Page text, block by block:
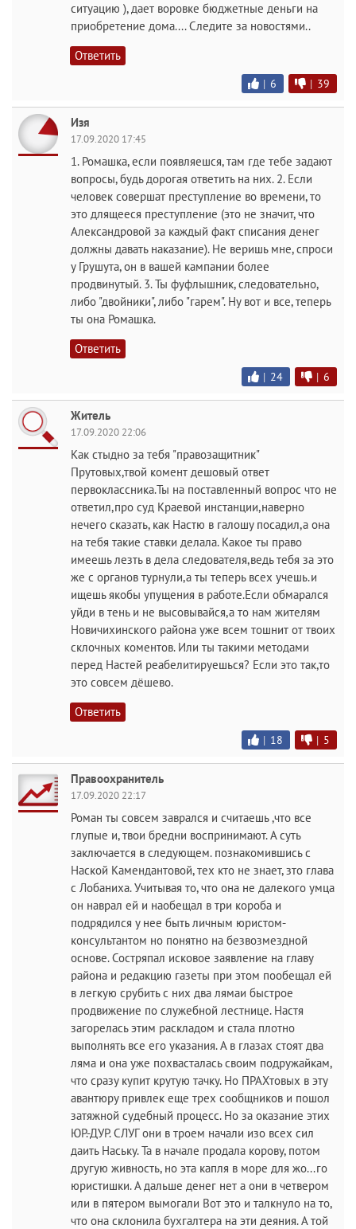
ситуацию ), дает воровке бюджетные деньги на
приобретение дома.... Следите за новостями..
Ответить
| 6 | 39
Изя
17.09.2020 17:45
1. Ромашка, если появляешся, там где тебе задают
вопросы, будь дорогая ответить на них. 2. Если
человек совершат преступление во времени, то
это длящееся преступление (это не значит, что
Александровой за каждый факт списания денег
должны давать наказание). Не веришь мне, спроси
у Грушута, он в вашей кампании более
продвинутый. 3. Ты фуфлышник, следовательно,
либо "двойники", либо "гарем". Ну вот и все, теперь
ты она Ромашка.
Ответить
| 24 | 6
Житель
17.09.2020 22:06
Как стыдно за тебя "правозащитник"
Прутовых,твой комент дешовый ответ
первоклассника.Ты на поставленный вопрос что не
ответил,про суд Краевой инстанции,наверно
нечего сказать, как Настю в галошу посадил,а она
на тебя такие ставки делала. Какое ты право
имеешь лезть в дела следователя,ведь тебя за это
же с органов турнули,а ты теперь всех учешь.и
ищешь якобы упущения в работе.Если обмарался
уйди в тень и не высовывайся,а то нам жителям
Новичихинского района уже всем тошнит от твоих
склочных коментов. Или ты такими методами
перед Настей реабелитируешься? Если это так,то
это совсем дёшево.
Ответить
| 18 | 5
Правоохранитель
17.09.2020 22:17
Роман ты совсем заврался и считаешь ,что все
глупые и, твои бредни воспринимают. А суть
заключается в следующем. познакомившись с
Наской Камендантовой, тех кто не знает, зто глава
с Лобаниха. Учитывая то, что она не далекого умца
он наврал ей и наобещал в три короба и
подрядился у нее быть личным юристом-
консультантом но понятно на безвозмездной
основе. Состряпал исковое заявление на главу
района и редакцию газеты при этом пообещал ей
в легкую срубить с них два лямаи быстрое
продвижение по служебной лестнице. Настя
загорелась этим раскладом и стала плотно
выполнять все его указания. А в глазах стоят два
ляма и она уже похвасталась своим подружайкам,
что сразу купит крутую тачку. Но ПРАХтовых в эту
авантюру привлек еще трех сообщников и пошол
затяжной судебный процесс. Но за оказание этих
ЮР.-ДУР. СЛУГ они в троем начали изо всех сил
даить Наську. Та в начале продала корову, потом
другую живность, но эта капля в море для жо...го
юристишки. А дальше денег нет а они в четвером
или в пятером вымогали Вот это и талкнуло на то,
что она склонила бухгалтера на эти деяния. А той